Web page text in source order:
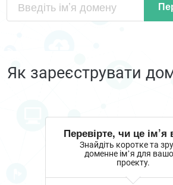
Як зареєструвати
Перевірте, чи це ім’я
Знайдіть коротке та
доменне ім’я для
проекту.